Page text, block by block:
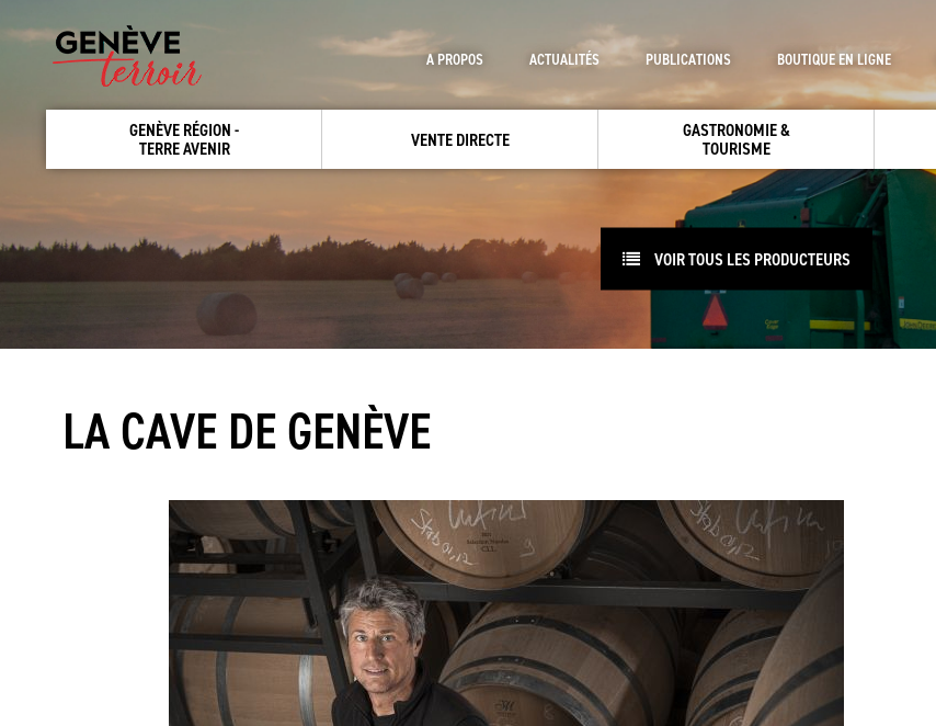
GENÈVE RÉGION -
TERRE AVENIR
VENTE DIRECTE
GASTRONOMIE &
TOURISME
A PROPOS ACTUALITÉS PUBLICATIONS BOUTIQUE EN LIGNE
VOIR TOUS LES PRODUCTEURS
LA CAVE DE GENÈVE